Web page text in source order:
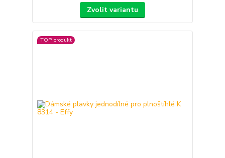
Zvolit variantu
TOP produkt